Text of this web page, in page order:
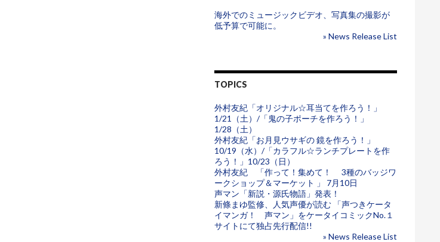
海外でのミュージックビデオ、写真集の撮影が
低予算で可能に。
» News Release List
TOPICS
外村友紀「オリジナル☆耳当てを作ろう！」
1/21（土）/「鬼の子ポーチを作ろう！」
1/28（土）
外村友紀「お月見ウサギの 鏡を作ろう！」
10/19（水）/「カラフル☆ランチプレートを作
ろう！」10/23（日）
外村友紀 「作って！集めて！ 3種のバッジワ
ークショップ＆マーケット 」 7月10日
声マン「新説・源氏物語」発表！
新條まゆ監修、人気声優が読む 「声つきケータ
イマンガ！ 声マン」をケータイコミックNo.１
サイトにて独占先行配信!!
» News Release List